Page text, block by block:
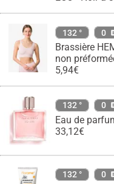
132 ° 0
Brassière
non
5,94€
132 ° 0
Eau de
33,12€
132 ° 0